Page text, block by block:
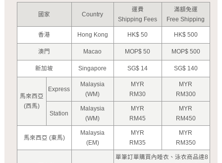
國家 Country
運費
Shipping Fees
滿額免運
Free Shipping
香港 Hong Kong HK$ 50 HK$ 500
澳門 Macao MOP$ 50 MOP$ 500
新加坡 Singapore SG$ 14 SG$ 140
馬來西亞
(西馬)
Express
Malaysia
(WM)
MYR
RM30
MYR
RM300
Station
Malaysia
(WM)
MYR
RM45
MYR
RM450
馬來西亞 (東馬)
Malaysia
(EM)
MYR
RM35
MYR
RM350
單筆訂單購買內睡衣、泳衣商品達8